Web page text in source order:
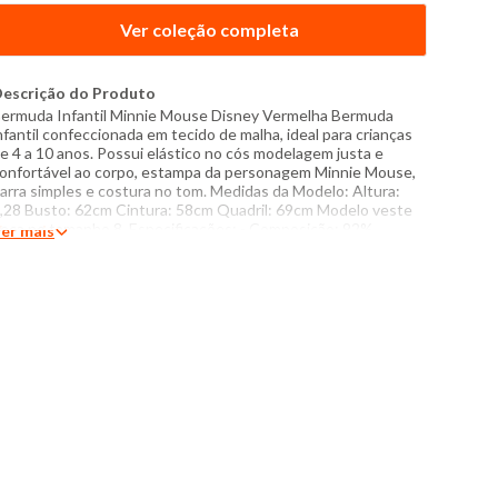
Ver coleção completa
do Produto
Infantil Minnie Mouse Disney Vermelha Bermuda
confeccionada em tecido de malha, ideal para crianças
4 a 10 anos. Possui elástico no cós modelagem justa e
ao corpo, estampa da personagem Minnie Mouse,
simples e costura no tom. Medidas da Modelo: Altura:
Busto: 62cm Cintura: 58cm Quadril: 69cm Modelo veste
no tamanho 8. Especificações: - Composição: 92%
mais